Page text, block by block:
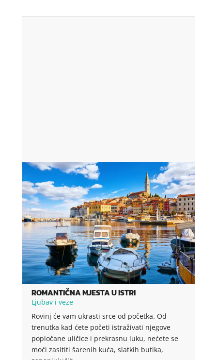
ROMANTIČNA MJESTA U ISTRI
Ljubav i veze
Rovinj će vam ukrasti srce od početka. Od
trenutka kad ćete početi istraživati ​​njegove
popločane uličice i prekrasnu luku, nećete se
moći zasititi šarenih kuća, slatkih butika,